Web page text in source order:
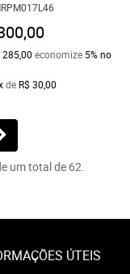
285,00 economize 5%no
de R$ 30,00
um total de 62.
ÚTEIS